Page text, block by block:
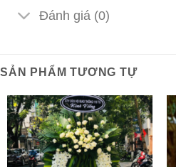
Đánh giá (0)
SẢN PHẨM TƯƠNG TỰ